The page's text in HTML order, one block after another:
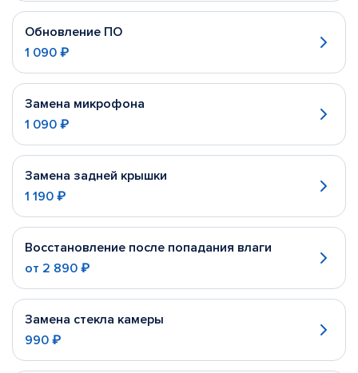
Обновление ПО
1 090 ₽
Замена микрофона
1 090 ₽
Замена задней крышки
1 190 ₽
Восстановление после попадания влаги
от 2 890 ₽
Замена стекла камеры
990 ₽